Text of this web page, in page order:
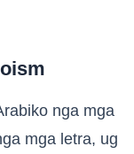
nga mga
mga letra, ug